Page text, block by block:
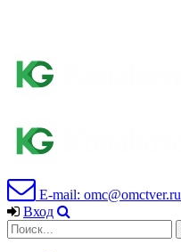
E-mail: omc@omctver.ru
Вход